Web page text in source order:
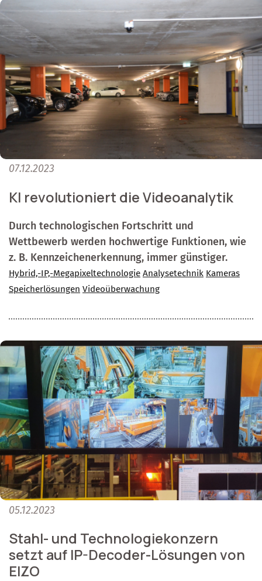
07.12.2023
KI revolutioniert die Videoanalytik
Durch technologischen Fortschritt und
Wettbewerb werden hochwertige Funktionen, wie
z. B. Kennzeichenerkennung, immer günstiger.
Hybrid,-IP,-Megapixeltechnologie Analysetechnik Kameras
Speicherlösungen Videoüberwachung
05.12.2023
Stahl- und Technologiekonzern
setzt auf IP-Decoder-Lösungen von
EIZO